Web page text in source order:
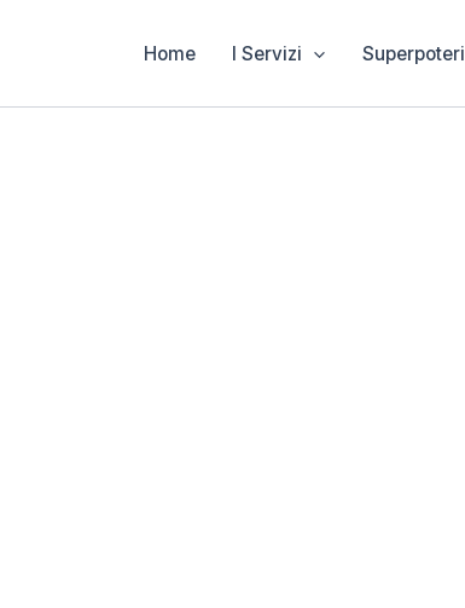
Home I Servizi Superpoteri